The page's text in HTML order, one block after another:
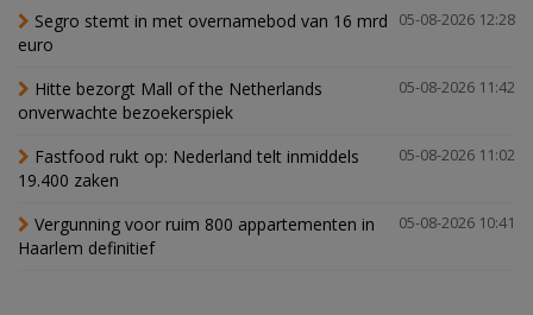
05-08-2026 12:28
Segro stemt in met overnamebod van 16 mrd
euro
05-08-2026 11:42
Hitte bezorgt Mall of the Netherlands
onverwachte bezoekerspiek
05-08-2026 11:02
Fastfood rukt op: Nederland telt inmiddels
19.400 zaken
05-08-2026 10:41
Vergunning voor ruim 800 appartementen in
Haarlem definitief